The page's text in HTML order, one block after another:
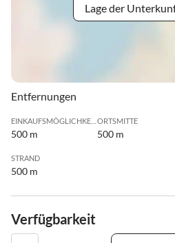
Lage der
Entfernungen
500 m
ORTSMITTE
500 m
STRAND
500 m
Verfügbarkeit